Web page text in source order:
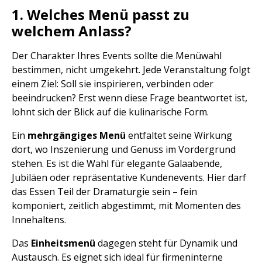
1. Welches Menü passt zu
welchem Anlass?
Der Charakter Ihres Events sollte die Menüwahl
bestimmen, nicht umgekehrt. Jede Veranstaltung folgt
einem Ziel: Soll sie inspirieren, verbinden oder
beeindrucken? Erst wenn diese Frage beantwortet ist,
lohnt sich der Blick auf die kulinarische Form.
Ein mehrgängiges Menü entfaltet seine Wirkung
dort, wo Inszenierung und Genuss im Vordergrund
stehen. Es ist die Wahl für elegante Galaabende,
Jubiläen oder repräsentative Kundenevents. Hier darf
das Essen Teil der Dramaturgie sein – fein
komponiert, zeitlich abgestimmt, mit Momenten des
Innehaltens.
Das Einheitsmenü dagegen steht für Dynamik und
Austausch. Es eignet sich ideal für firmeninterne